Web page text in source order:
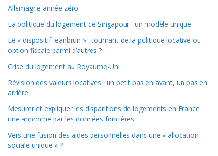
Allemagne année zéro
La politique du logement de Singapour : un modèle unique
Le « dispositif Jeanbrun » : tournant de la politique locative ou
option fiscale parmi d’autres ?
Crise du logement au Royaume-Uni
Révision des valeurs locatives : un petit pas en avant, un pas en
arrière
Mesurer et expliquer les disparitions de logements en France :
une approche par les données foncières
Vers une fusion des aides personnelles dans une « allocation
sociale unique » ?